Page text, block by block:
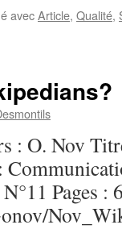
avecArticle, Qualité,
: O. Nov
Pages :